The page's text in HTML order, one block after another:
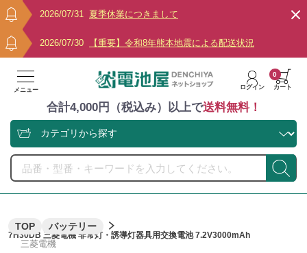
2026/07/31 夏季休業につきまして
2026/07/30 【重要】令和8年熊本地震による配送状況
メニュー ログイン カート
0
合計4,000円（税込み）以上で送料無料！
TOP バッテリー
7H30DB 三菱電機 非常灯・誘導灯器具用交換電池 7.2V3000mAh
三菱電機